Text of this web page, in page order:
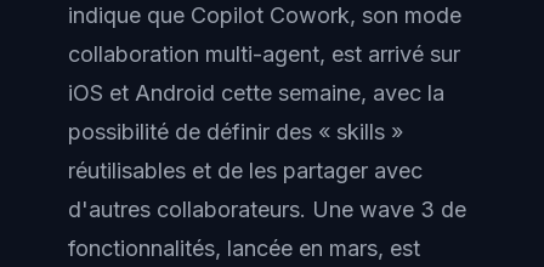
indique que Copilot Cowork, son mode
collaboration multi-agent, est arrivé sur
iOS et Android cette semaine, avec la
possibilité de définir des « skills »
réutilisables et de les partager avec
d'autres collaborateurs. Une wave 3 de
fonctionnalités, lancée en mars, est